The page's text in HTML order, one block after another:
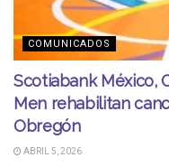
COMUNICADOS
Scotiabank México,
Men rehabilitan
Obregón
ABRIL 5, 2026